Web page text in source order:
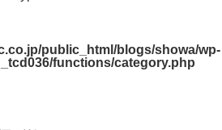
public_html/blogs/showa/wp-
functions/category.php